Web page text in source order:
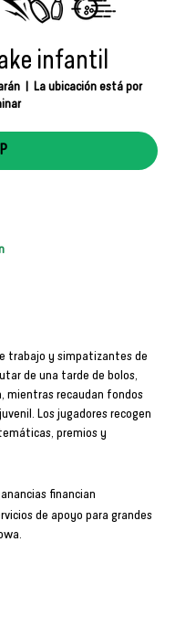
infantil
La ubicación está por
trabajo y simpatizantes de
de una tarde de bolos,
mientras recaudan fondos
Los jugadores recogen
premios y
financian
de apoyo para grandes